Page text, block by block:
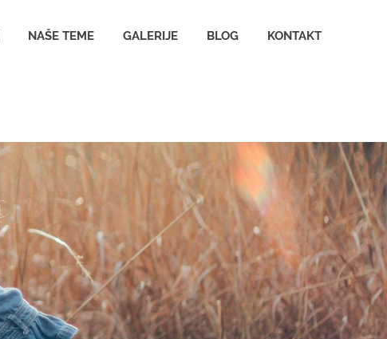
NAŠE TEME GALERIJE BLOG KONTAKT